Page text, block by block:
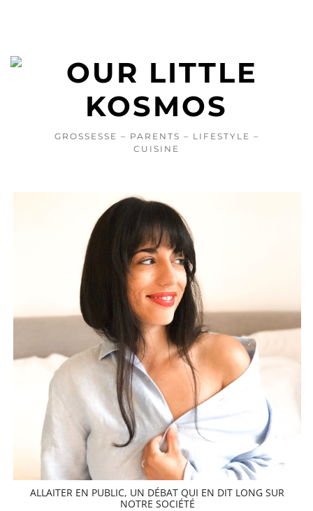
GROSSESSE – PARENTS – LIFESTYLE –
CUISINE
ALLAITER EN PUBLIC, UN DÉBAT QUI EN DIT LONG SUR
NOTRE SOCIÉTÉ